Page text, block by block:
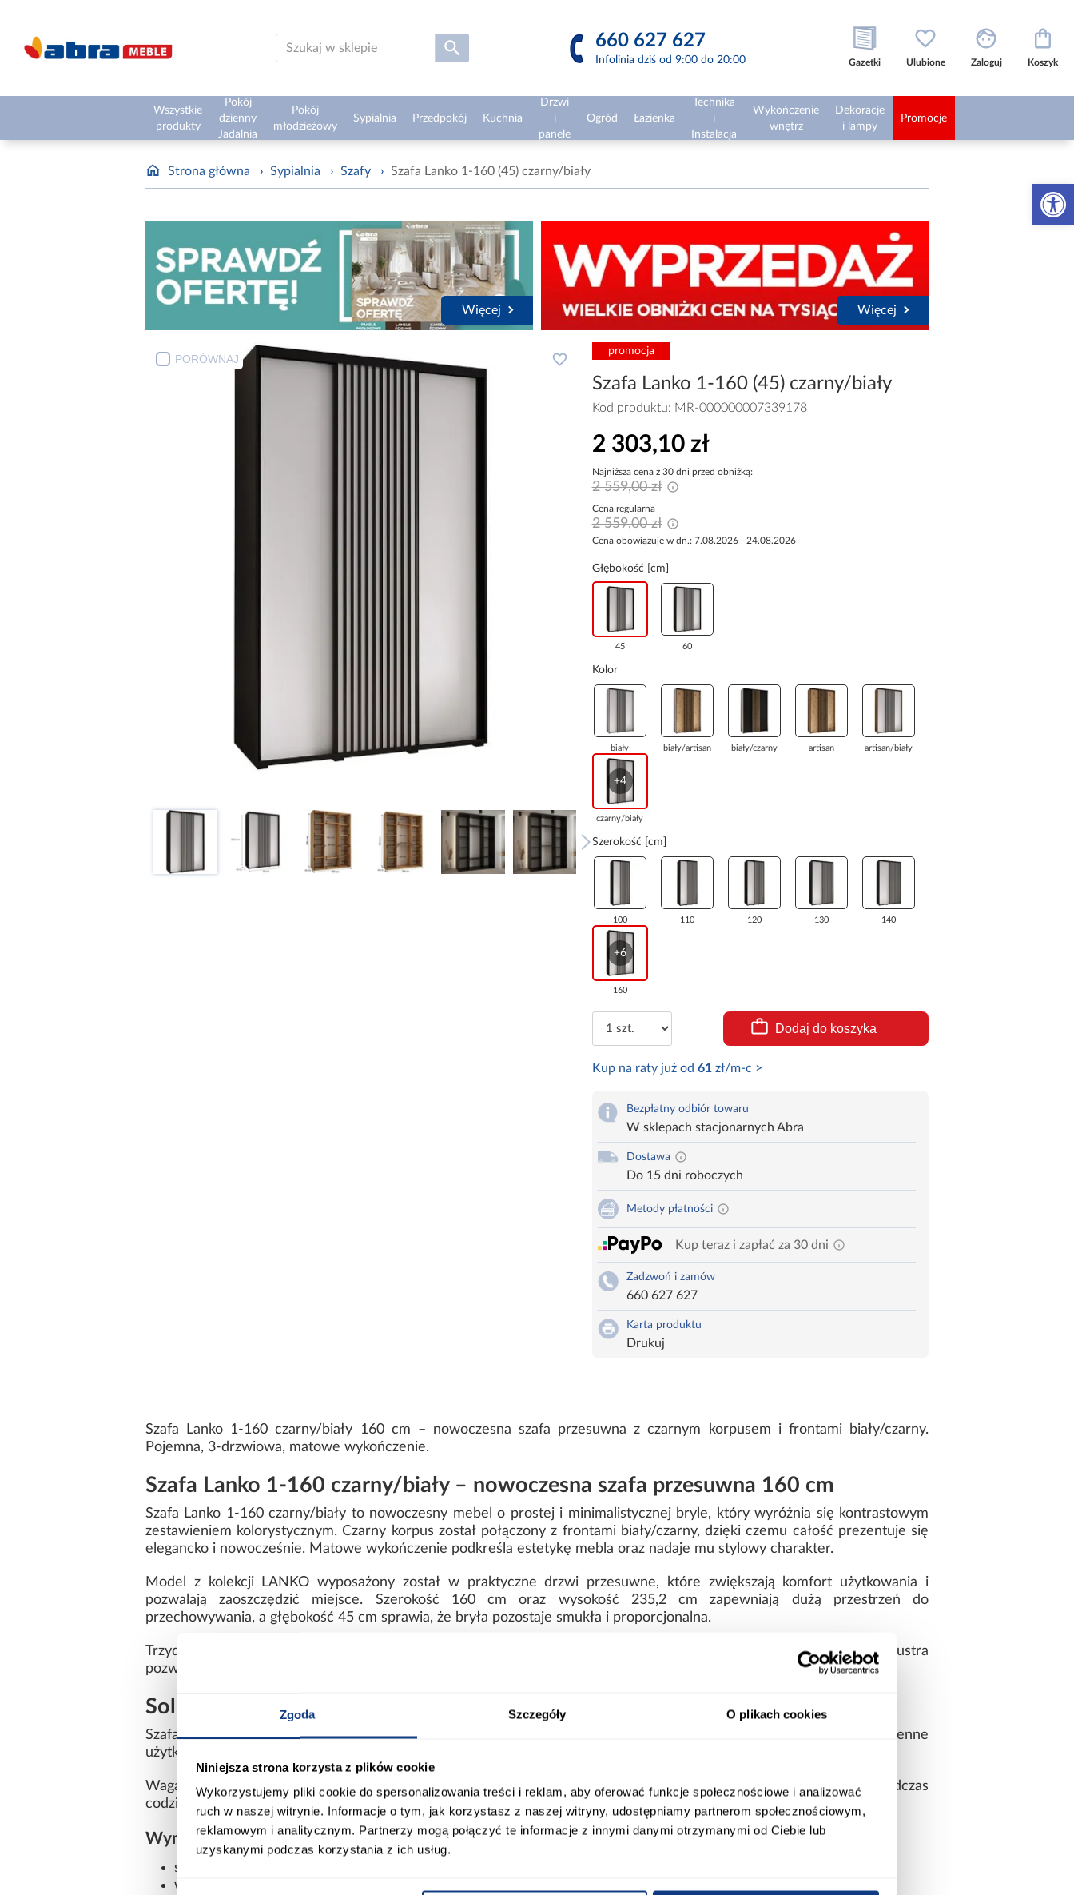
Zgoda Szczegóły O plikach cookies
Niniejsza strona korzysta z plików cookie
Wykorzystujemy pliki cookie do spersonalizowania treści i reklam, aby oferować funkcje społecznościowe i analizować
ruch w naszej witrynie. Informacje o tym, jak korzystasz z naszej witryny, udostępniamy partnerom społecznościowym,
reklamowym i analitycznym. Partnerzy mogą połączyć te informacje z innymi danymi otrzymanymi od Ciebie lub
uzyskanymi podczas korzystania z ich usług.
Otwórz
660 627 627
Infolinia dziś od 9:00 do 20:00 Gazetki Ulubione Zaloguj Koszyk
Wszystkie
produkty
Pokój
dzienny
Jadalnia
Pokój
młodzieżowy
Sypialnia Przedpokój Kuchnia
Drzwi
i
panele
Ogród Łazienka
Technika
i
Instalacja
Wykończenie
wnętrz
Dekoracje
i lampy
Promocje
Strona główna › Sypialnia › Szafy › Szafa Lanko 1-160 (45) czarny/biały
Więcej Więcej
PORÓWNAJ
promocja
Szafa Lanko 1-160 (45) czarny/biały
Kod produktu: MR-000000007339178
2 303,10 zł
Najniższa cena z 30 dni przed obniżką:
2 559,00 zł
Cena regularna
2 559,00 zł
Cena obowiązuje w dn.: 7.08.2026 - 24.08.2026
Głębokość [cm]
45 60
Kolor
biały biały/artisan biały/czarny artisan artisan/biały
+4
czarny/biały
Szerokość [cm]
100 110 120 130 140
+6
160
Dodaj do koszyka
Kup na raty już od 61zł/m-c >
Bezpłatny odbiór towaru
W sklepach stacjonarnych Abra
Dostawa
Do 15 dni roboczych
Metody płatności
Kup teraz i zapłać za 30 dni
Zadzwoń i zamów
660 627 627
Karta produktu
Drukuj
Szafa Lanko 1-160 czarny/biały 160 cm – nowoczesna szafa przesuwna z czarnym korpusem i frontami biały/czarny.
Pojemna, 3-drzwiowa, matowe wykończenie.
Szafa Lanko 1-160 czarny/biały – nowoczesna szafa przesuwna 160 cm
Szafa Lanko 1-160 czarny/biały to nowoczesny mebel o prostej i minimalistycznej bryle, który wyróżnia się kontrastowym
zestawieniem kolorystycznym. Czarny korpus został połączony z frontami biały/czarny, dzięki czemu całość prezentuje się
elegancko i nowocześnie. Matowe wykończenie podkreśla estetykę mebla oraz nadaje mu stylowy charakter.
Model z kolekcji LANKO wyposażony został w praktyczne drzwi przesuwne, które zwiększają komfort użytkowania i
pozwalają zaoszczędzić miejsce. Szerokość 160 cm oraz wysokość 235,2 cm zapewniają dużą przestrzeń do
przechowywania, a głębokość 45 cm sprawia, że bryła pozostaje smukła i proporcjonalna.
Trzydrzwiowa konstrukcja ułatwia organizację wnętrza oraz wygodny dostęp do przechowywanych rzeczy. Brak lustra
pozwala zachować minimalistyczny i spójny wygląd mebla.
Solidna konstrukcja i codzienna funkcjonalność
Szafa została wykonana z laminowanej płyty wiórowej, co zapewnia trwałość, stabilność oraz odporność na codzienne
użytkowanie. Powierzchnia jest łatwa w pielęgnacji i praktyczna w utrzymaniu czystości.
Waga 108,5 kg świadczy o solidnej konstrukcji oraz dobrej stabilności całej bryły, dzięki czemu mebel sprawdza się podczas
codziennego użytkowania.
Wymiary i dane techniczne
szerokość: 160 cm
wysokość: 235,2 cm